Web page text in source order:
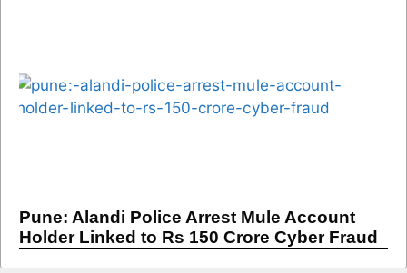
Pune: Alandi Police Arrest Mule Account
Holder Linked to Rs 150 Crore Cyber Fraud